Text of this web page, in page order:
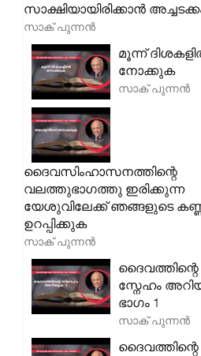
സാക്ഷിയായിരിക്കാൻ
സാക് പുന്നൻ
മൂന്ന്
നോക്കുക
സാക് പുന്നൻ
ദൈവസിംഹാസനത്തിന്റെ
വലത്തുഭാഗത്തു ഇരിക്കുന്ന
യേശുവിലേക്ക് ഞങ്ങളുടെ
ഉറപ്പിക്കുക
സാക് പുന്നൻ
ദൈവത്തിന്റെ
സ്നേഹം
ഭാഗം 1
സാക് പുന്നൻ
ദൈവത്തിന്റെ